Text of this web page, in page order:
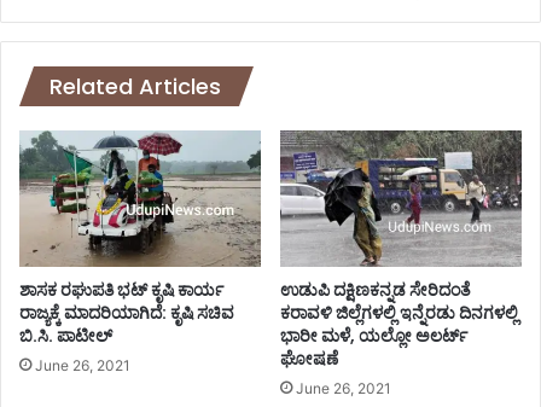
ರ್
ಆ
ತ್
ಮ
ಹ
…
.
!
Related Articles
ಶಾಸಕ ರಘುಪತಿ‌ ಭಟ್ ಕೃಷಿ ಕಾರ್ಯ
ರಾಜ್ಯಕ್ಕೆ ಮಾದರಿಯಾಗಿದೆ: ಕೃಷಿ ಸಚಿವ
ಬಿ.ಸಿ. ಪಾಟೀಲ್
June 26, 2021
ಉಡುಪಿ ದಕ್ಷಿಣಕನ್ನಡ ಸೇರಿದಂತೆ
ಕರಾವಳಿ ಜಿಲ್ಲೆಗಳಲ್ಲಿ ಇನ್ನೆರಡು ದಿನಗಳಲ್ಲಿ
ಭಾರೀ ಮಳೆ, ಯಲ್ಲೋ ಅಲರ್ಟ್
ಘೋಷಣೆ
June 26, 2021